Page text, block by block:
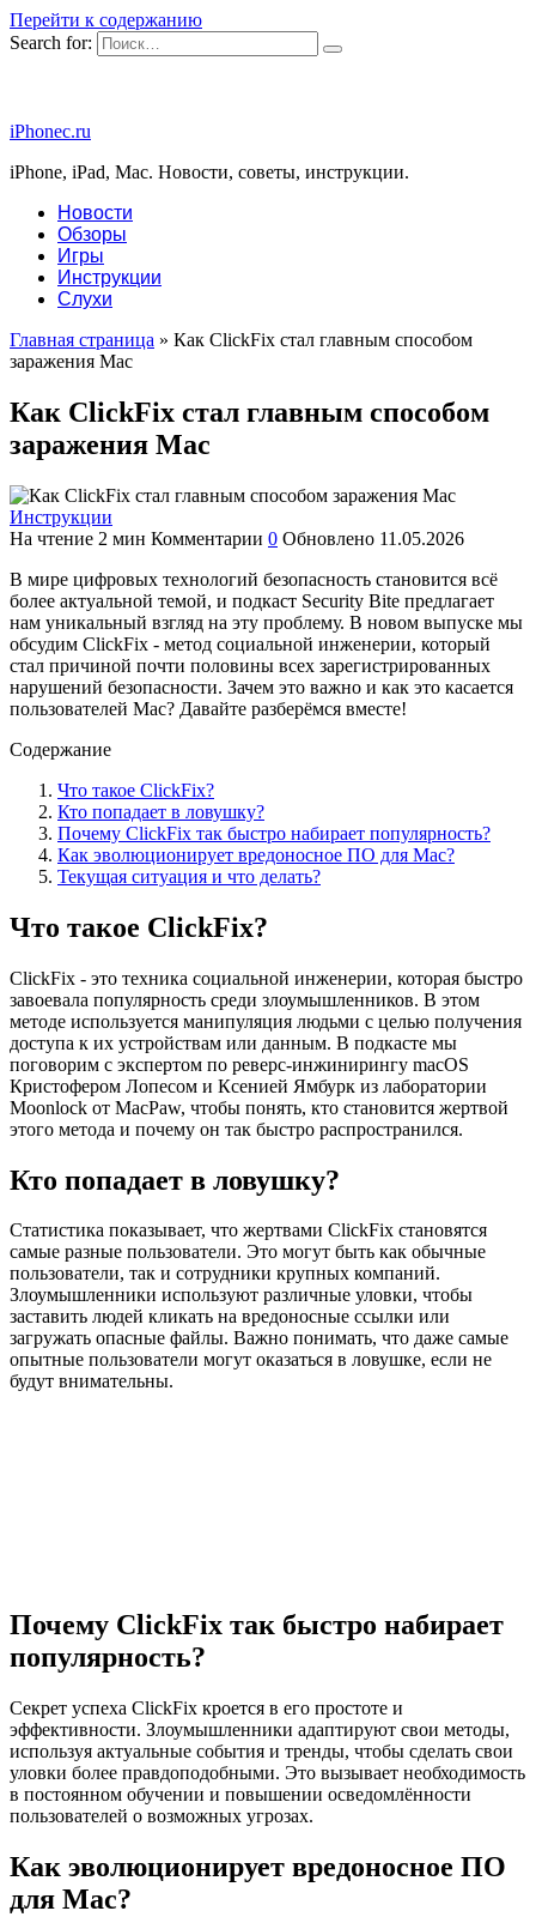
Перейти к содержанию
Search for:
iPhonec.ru
iPhone, iPad, Mac. Новости, советы, инструкции.
Новости
Обзоры
Игры
Инструкции
Слухи
Главная страница » Как ClickFix стал главным способом
заражения Mac
Как ClickFix стал главным способом
заражения Mac
Инструкции
На чтение 2 мин Комментарии 0 Обновлено 11.05.2026
В мире цифровых технологий безопасность становится всё
более актуальной темой, и подкаст Security Bite предлагает
нам уникальный взгляд на эту проблему. В новом выпуске мы
обсудим ClickFix - метод социальной инженерии, который
стал причиной почти половины всех зарегистрированных
нарушений безопасности. Зачем это важно и как это касается
пользователей Mac? Давайте разберёмся вместе!
Содержание
Что такое ClickFix?
Кто попадает в ловушку?
Почему ClickFix так быстро набирает популярность?
Как эволюционирует вредоносное ПО для Mac?
Текущая ситуация и что делать?
Что такое ClickFix?
ClickFix - это техника социальной инженерии, которая быстро
завоевала популярность среди злоумышленников. В этом
методе используется манипуляция людьми с целью получения
доступа к их устройствам или данным. В подкасте мы
поговорим с экспертом по реверс-инжинирингу macOS
Кристофером Лопесом и Ксенией Ямбурк из лаборатории
Moonlock от MacPaw, чтобы понять, кто становится жертвой
этого метода и почему он так быстро распространился.
Кто попадает в ловушку?
Статистика показывает, что жертвами ClickFix становятся
самые разные пользователи. Это могут быть как обычные
пользователи, так и сотрудники крупных компаний.
Злоумышленники используют различные уловки, чтобы
заставить людей кликать на вредоносные ссылки или
загружать опасные файлы. Важно понимать, что даже самые
опытные пользователи могут оказаться в ловушке, если не
будут внимательны.
Почему ClickFix так быстро набирает
популярность?
Секрет успеха ClickFix кроется в его простоте и
эффективности. Злоумышленники адаптируют свои методы,
используя актуальные события и тренды, чтобы сделать свои
уловки более правдоподобными. Это вызывает необходимость
в постоянном обучении и повышении осведомлённости
пользователей о возможных угрозах.
Как эволюционирует вредоносное ПО
для Mac?